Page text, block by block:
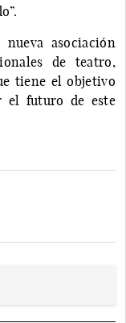
asociación
de teatro,
tiene el objetivo
el futuro de este